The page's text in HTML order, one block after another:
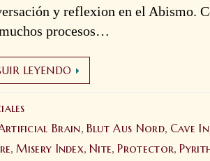
y reflexion en el Abismo.
procesos…
LEYENDO
Brain, Blut Aus Nord, Cave In
, Misery Index,Nite,Protector,